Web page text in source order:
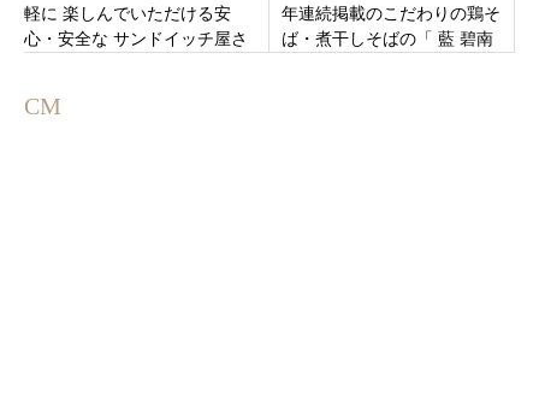
軽に 楽しんでいただける安
心・安全な サンドイッチ屋さ
年連続掲載のこだわりの鶏そ
ば・煮干しそばの「 藍 碧南
CM